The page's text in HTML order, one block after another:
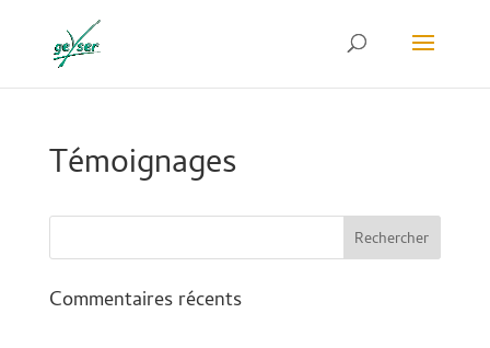
Témoignages
Commentaires récents